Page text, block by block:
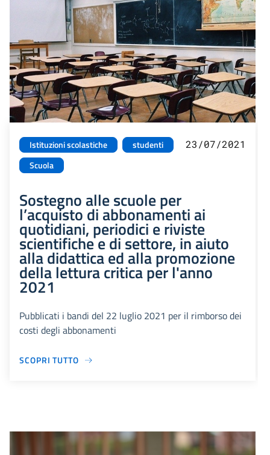
Istituzioni scolastiche
studenti
Scuola
23/07/2021
Sostegno alle scuole per
l’acquisto di abbonamenti ai
quotidiani, periodici e riviste
scientifiche e di settore, in aiuto
alla didattica ed alla promozione
della lettura critica per l'anno
2021
Pubblicati i bandi del 22 luglio 2021 per il rimborso dei
costi degli abbonamenti
SCOPRI TUTTO